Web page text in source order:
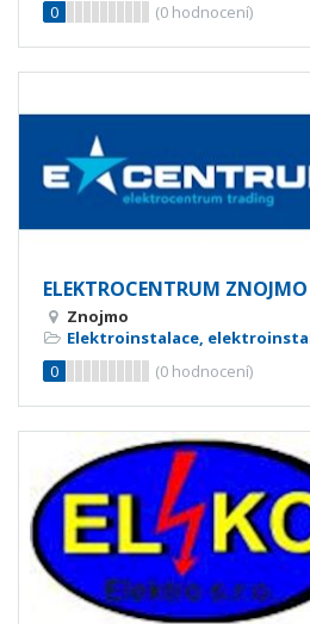
0
(0 hodnocení)
ELEKTROCENTRUM
Znojmo
Elektroinstalace,
0
(0 hodnocení)